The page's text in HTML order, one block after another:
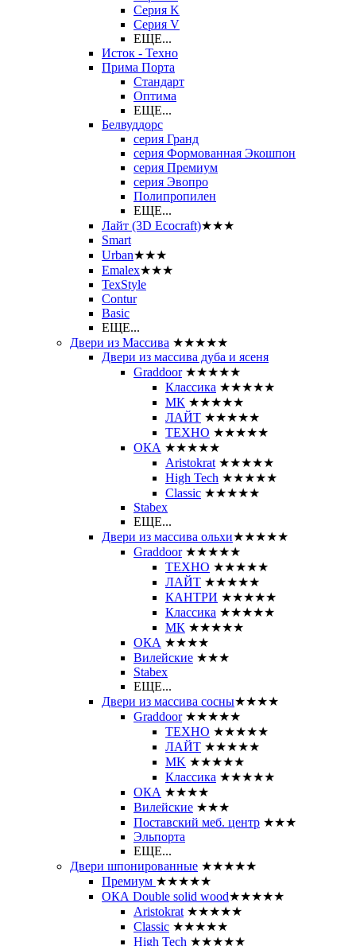
Серия K
Серия V
ЕЩЕ...
Исток - Техно
Прима Порта
Стандарт
Оптима
ЕЩЕ...
Белвуддорс
серия Гранд
серия Формованная Экошпон
серия Премиум
серия Эвопро
Полипропилен
ЕЩЕ...
Лайт (3D Ecocraft)★★★
Smart
Urban★★★
Emalex★★★
TexStyle
Contur
Basic
ЕЩЕ...
Двери из Массива ★★★★★
Двери из массива дуба и ясеня
Graddoor ★★★★★
Классика ★★★★★
МК ★★★★★
ЛАЙТ ★★★★★
ТЕХНО ★★★★★
ОКА ★★★★★
Aristokrat ★★★★★
High Tech ★★★★★
Classic ★★★★★
Stabex
ЕЩЕ...
Двери из массива ольхи★★★★★
Graddoor ★★★★★
ТЕХНО ★★★★★
ЛАЙТ ★★★★★
КАНТРИ ★★★★★
Классика ★★★★★
МК ★★★★★
ОКА ★★★★
Вилейские ★★★
Stabex
ЕЩЕ...
Двери из массива сосны★★★★
Graddoor ★★★★★
ТЕХНО ★★★★★
ЛАЙТ ★★★★★
MK ★★★★★
Классика ★★★★★
ОКА ★★★★
Вилейские ★★★
Поставский меб. центр ★★★
Эльпорта
ЕЩЕ...
Двери шпонированные ★★★★★
Премиум ★★★★★
ОКА Double solid wood★★★★★
Aristokrat ★★★★★
Classic ★★★★★
High Tech ★★★★★